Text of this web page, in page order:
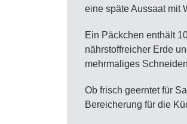
eine späte Aussaat mit
Ein Päckchen enthält
nährstoffreicher Erde
mehrmaliges
Ob frisch geerntet für
Bereicherung für die